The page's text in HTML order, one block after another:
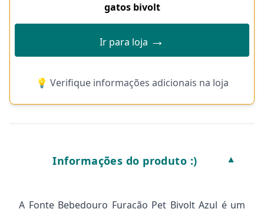
gatos bivolt
Ir para loja →
💡 Verifique informações adicionais na loja
Informações do produto :) ▼
A Fonte Bebedouro Furacão Pet Bivolt Azul é um